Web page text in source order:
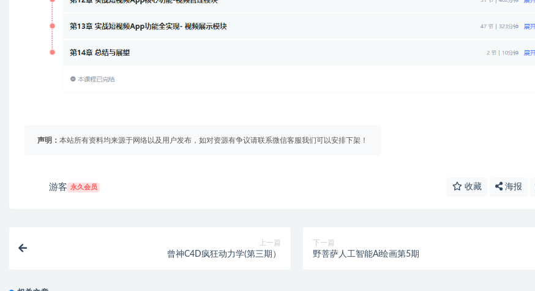
声明： 本站所有资料均来源于网络以及用户发布，如对资源有争议请联系微信客服我们可以安排下架！
游客 永久会员 收藏 海报
上一篇
曾神C4D疯狂动力学(第三期）
下一篇
野菩萨人工智能Ai绘画第5期